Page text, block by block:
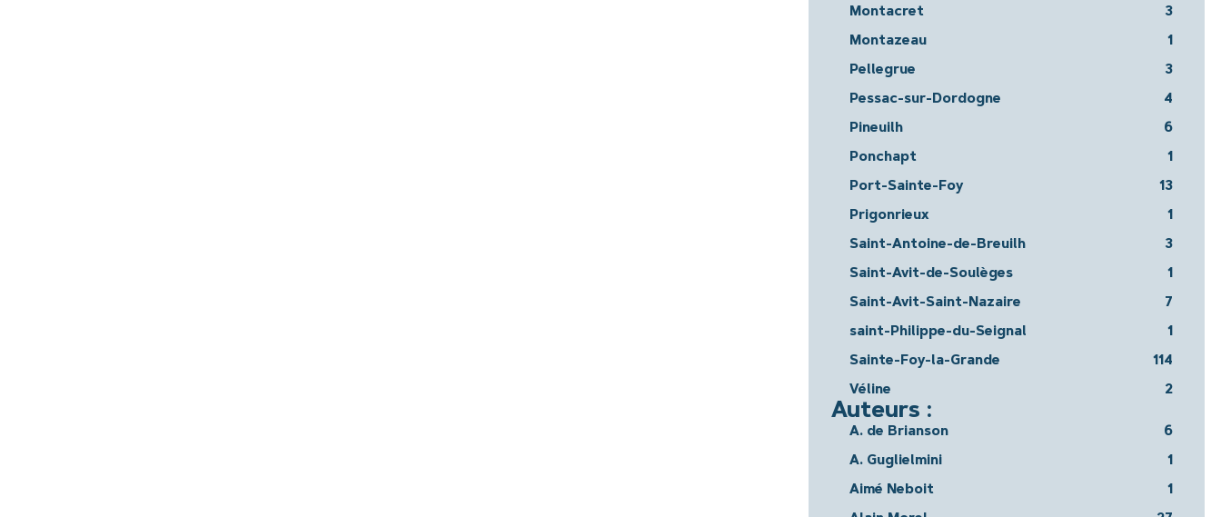
Montacret 3
Montazeau 1
Pellegrue 3
Pessac-sur-Dordogne 4
Pineuilh 6
Ponchapt 1
Port-Sainte-Foy 13
Prigonrieux 1
Saint-Antoine-de-Breuilh 3
Saint-Avit-de-Soulèges 1
Saint-Avit-Saint-Nazaire 7
saint-Philippe-du-Seignal 1
Sainte-Foy-la-Grande 114
Véline 2
Auteurs :
A. de Brianson 6
A. Guglielmini 1
Aimé Neboit 1